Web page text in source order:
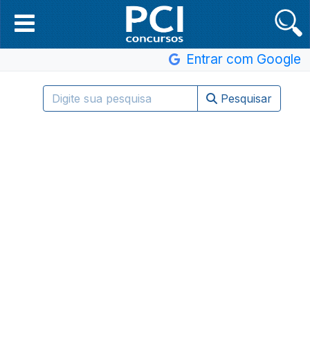
Entrar com Google
Pesquisar